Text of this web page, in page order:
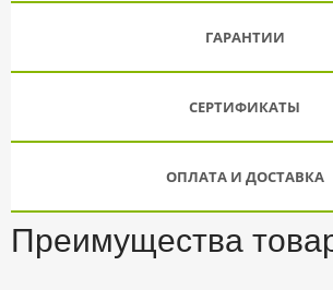
ГАРАНТИИ
СЕРТИФИКАТЫ
ОПЛАТА И ДОСТАВКА
Преимущества